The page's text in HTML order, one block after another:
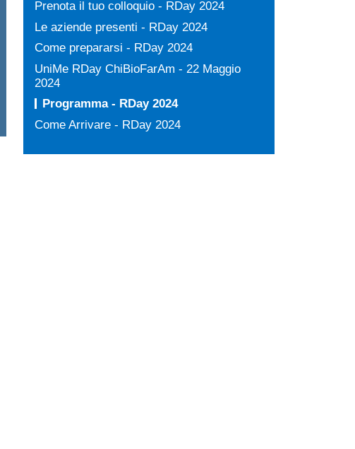
Prenota il tuo colloquio - RDay 2024
Le aziende presenti - RDay 2024
Come prepararsi - RDay 2024
UniMe RDay ChiBioFarAm - 22 Maggio
2024
Programma - RDay 2024
Come Arrivare - RDay 2024